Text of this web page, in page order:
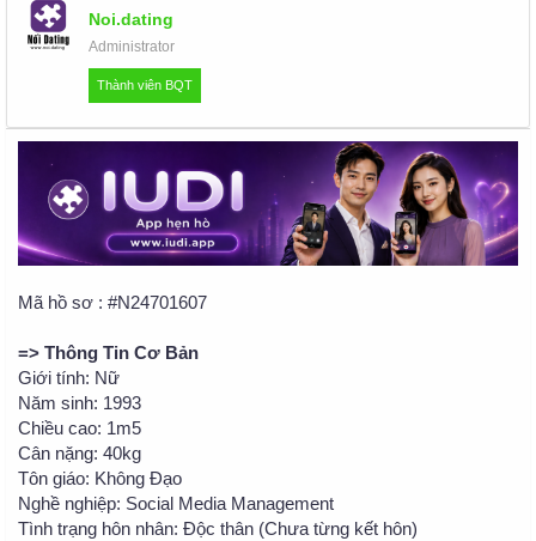
ầ
Noi.dating
Administrator
Thành viên BQT
Mã hồ sơ : #N24701607
=> Thông Tin Cơ Bản
Giới tính: Nữ
Năm sinh: 1993
Chiều cao: 1m5
Cân nặng: 40kg
Tôn giáo: Không Đạo
Nghề nghiệp: Social Media Management
Tình trạng hôn nhân: Độc thân (Chưa từng kết hôn)